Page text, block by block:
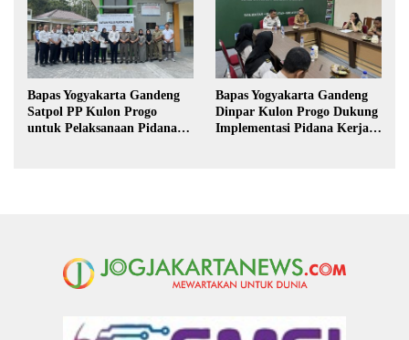
Bapas Yogyakarta Gandeng
Satpol PP Kulon Progo
untuk Pelaksanaan Pidana
Bapas Yogyakarta Gandeng
Dinpar Kulon Progo Dukung
Implementasi Pidana Kerja